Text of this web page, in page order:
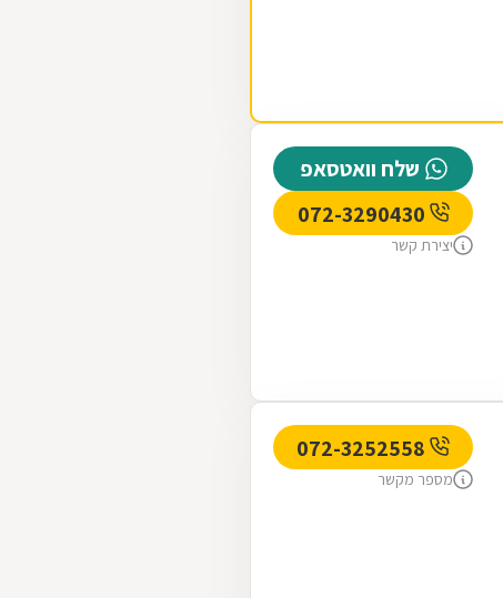
שלח וואטסאפ
יצירת קשר
מספר מקשר